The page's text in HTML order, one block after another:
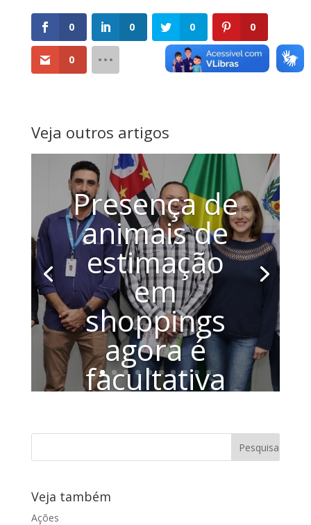
0 0 0 0
0
Veja outros artigos
Presença de
animais de
estimação
em
shoppings
agora é
facultativa
Veja também
Ações